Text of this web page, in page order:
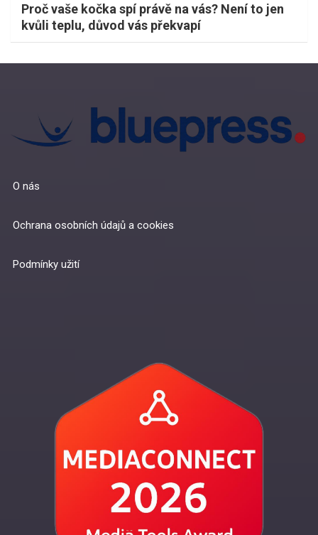
Proč vaše kočka spí právě na vás? Není to jen
kvůli teplu, důvod vás překvapí
O nás
Ochrana osobních údajů a cookies
Podmínky užití